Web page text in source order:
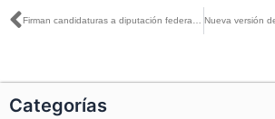
Ant
Categorías